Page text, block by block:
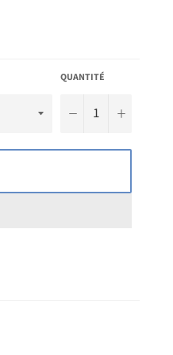
QUANTITÉ
− +